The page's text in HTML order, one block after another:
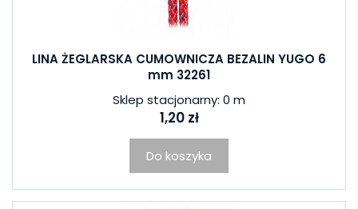
LINA ŻEGLARSKA CUMOWNICZA BEZALIN YUGO 6
mm 32261
Sklep stacjonarny: 0 m
1,20 zł
Do koszyka